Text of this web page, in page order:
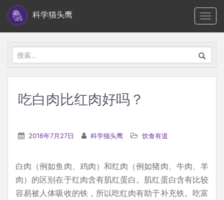
i
科学猫头鹰
搜
索：
吃白肉比红肉好吗？
2016年7月27日 科学猫头鹰 饮食有道
白肉（例如鱼肉、鸡肉）和红肉（例如猪肉、牛肉、羊
肉）的区别在于红肉含有肌红蛋白。肌红蛋白含有比较
容易被人体吸收的铁，所以吃红肉有助于补充铁。吃富